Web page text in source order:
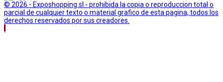
© 2026 - Exposhopping sl - prohibida la copia o reproduccion total o
parcial de cualquier texto o material grafico de esta pagina, todos los
derechos reservados por sus creadores.